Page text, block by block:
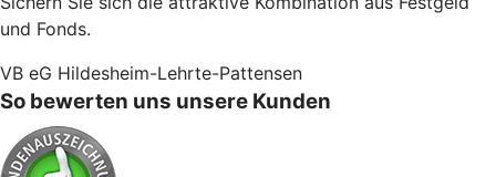
und Fonds.
VB eG Hildesheim-Lehrte-Pattensen
So bewerten uns unsere Kunden